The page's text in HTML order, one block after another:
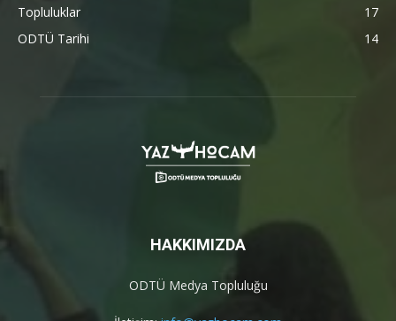
Topluluklar
17
ODTÜ Tarihi
14
HAKKIMIZDA
ODTÜ Medya Topluluğu